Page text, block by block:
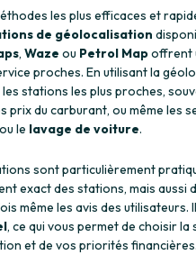
les plus efficaces et
de géolocalisation
, Waze ou Petrol Mapoffrent
proches. En utilisant la
stations les plus proches,
prix du carburant, ou même les
ou le lavage de voiture.
sont particulièrement
exact des stations, mais
même les avis des utilisateurs.
, ce qui vous permet de choisir
et de vos priorités